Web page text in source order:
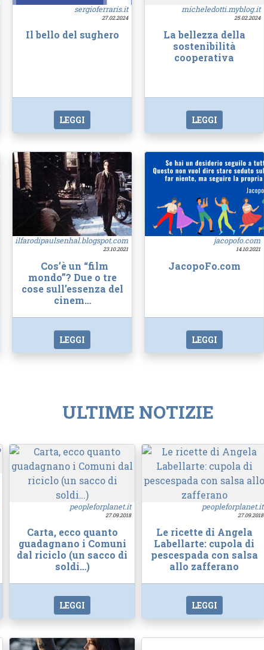
sergioferraris.it
27.02.2024
Il bello del sughero
LEGGI
micheledotti.myblog.it
25.02.2024
La bellezza della
sostenibilità
cooperativa
LEGGI
ilfarodipaulsenhal.blogspot.com
23.10.2021
Cos’è un “film
mondo”? Due o tre
cose sull’essenza del
cinem…
LEGGI
jacopofo.com
14.10.2021
JacopoFo.com
LEGGI
ULTIME NOTIZIE
peopleforplanet.it
27.09.2018
Carta, ecco quanto
guadagnano i Comuni
dal riciclo (un sacco di
soldi…)
LEGGI
peopleforplanet.it
27.09.2018
Le ricette di Angela
Labellarte: cupola di
pescespada con salsa
allo zafferano
LEGGI